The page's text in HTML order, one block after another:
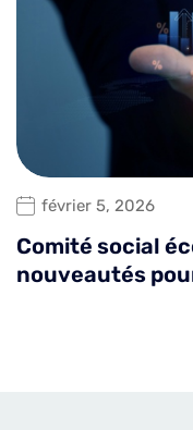
février 5, 2026
Comité social
nouveautés